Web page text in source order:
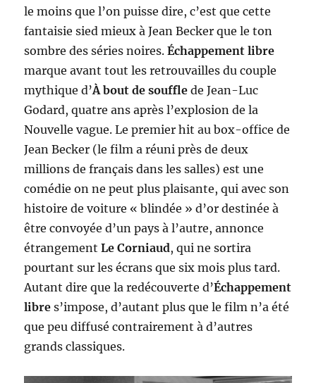
le moins que l’on puisse dire, c’est que cette
fantaisie sied mieux à Jean Becker que le ton
sombre des séries noires.Échappement libre
marque avant tout les retrouvailles du couple
mythique d’À bout de souffle de Jean-Luc
Godard, quatre ans après l’explosion de la
Nouvelle vague. Le premier hit au box-office de
Jean Becker (le film a réuni près de deux
millions de français dans les salles) est une
comédie on ne peut plus plaisante, qui avec son
histoire de voiture « blindée » d’or destinée à
être convoyée d’un pays à l’autre, annonce
étrangementLe Corniaud, qui ne sortira
pourtant sur les écrans que six mois plus tard.
Autant dire que la redécouverte d’Échappement
libre s’impose, d’autant plus que le film n’a été
que peu diffusé contrairement à d’autres
grands classiques.